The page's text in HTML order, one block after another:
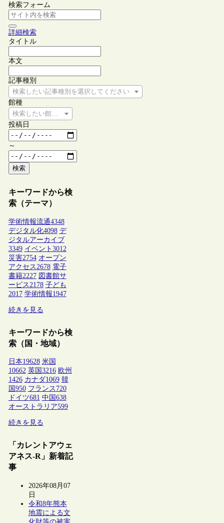
検索フォーム
詳細検索
タイトル
本文
記事種別
検索したい記事種別を選択してください
館種
検索したい館種を選択してください
投稿日
～
検索
キーワードから検
索（テーマ）
学術情報流通4348
デジタル化4098 デ
ジタルアーカイブ
3349 イベント 3012
災害2754 オープン
アクセス 2678 電子
書籍2227 図書館サ
ービス 2178 子ども
2017 学術情報1947
続きを見る
キーワードから検
索（国・地域）
日本19628 米国
10662 英国 3216 欧州
1426 カナダ1069 韓
国 950 フランス 720
ドイツ681 中国 638
オーストラリア599
続きを見る
「カレントアウェ
アネス-R」新着記
事
2026年08月07
日
令和8年熊本
地震による文